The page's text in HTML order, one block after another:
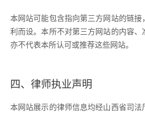
本网站可能包含指向第三方网站的链
利而设。本所不对第三方网站的内容、
亦不代表本所认可或推荐这些网站。
四、律师执业声明
本网站展示的律师信息均经山西省司法